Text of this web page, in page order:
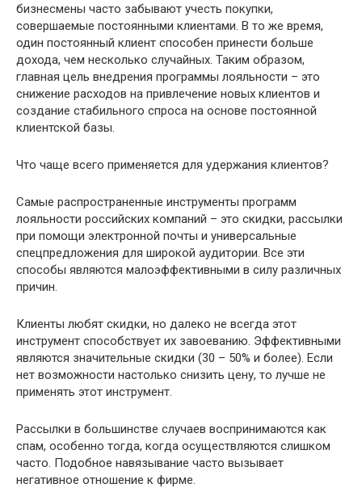
бизнесмены часто забывают учесть покупки,
совершаемые постоянными клиентами. В то же время,
один постоянный клиент способен принести больше
дохода, чем несколько случайных. Таким образом,
главная цель внедрения программы лояльности – это
снижение расходов на привлечение новых клиентов и
создание стабильного спроса на основе постоянной
клиентской базы.
Что чаще всего применяется для удержания клиентов?
Самые распространенные инструменты программ
лояльности российских компаний – это скидки, рассылки
при помощи электронной почты и универсальные
спецпредложения для широкой аудитории. Все эти
способы являются малоэффективными в силу различных
причин.
Клиенты любят скидки, но далеко не всегда этот
инструмент способствует их завоеванию. Эффективными
являются значительные скидки (30 – 50% и более). Если
нет возможности настолько снизить цену, то лучше не
применять этот инструмент.
Рассылки в большинстве случаев воспринимаются как
спам, особенно тогда, когда осуществляются слишком
часто. Подобное навязывание часто вызывает
негативное отношение к фирме.